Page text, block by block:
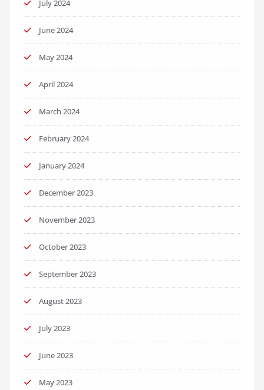
July 2024
June 2024
May 2024
April 2024
March 2024
February 2024
January 2024
December 2023
November 2023
October 2023
September 2023
August 2023
July 2023
June 2023
May 2023